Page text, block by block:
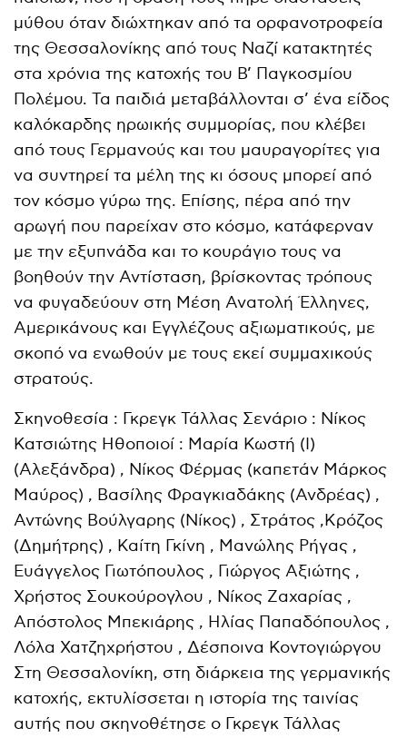
μύθου όταν διώχτηκαν από τα ορφανοτροφεία
της Θεσσαλονίκης από τους Ναζί κατακτητές
στα χρόνια της κατοχής του B’ Παγκοσμίου
Πολέμου. Τα παιδιά μεταβάλλονται σ’ ένα είδος
καλόκαρδης ηρωικής συμμορίας, που κλέβει
από τους Γερμανούς και του μαυραγορίτες για
να συντηρεί τα μέλη της κι όσους μπορεί από
τον κόσμο γύρω της. Επίσης, πέρα από την
αρωγή που παρείχαν στο κόσμο, κατάφερναν
με την εξυπνάδα και το κουράγιο τους να
βοηθούν την Αντίσταση, βρίσκοντας τρόπους
να φυγαδεύουν στη Μέση Ανατολή Έλληνες,
Αμερικάνους και Εγγλέζους αξιωματικούς, με
σκοπό να ενωθούν με τους εκεί συμμαχικούς
στρατούς.
Σκηνοθεσία : Γκρεγκ Τάλλας Σενάριο : Νίκος
Κατσιώτης Ηθοποιοί : Μαρία Κωστή (I)
(Αλεξάνδρα) , Νίκος Φέρμας (καπετάν Μάρκος
Μαύρος) , Βασίλης Φραγκιαδάκης (Ανδρέας) ,
Αντώνης Βούλγαρης (Νίκος) , Στράτος ,Κρόζος
(Δημήτρης) , Καίτη Γκίνη , Μανώλης Ρήγας ,
Ευάγγελος Γιωτόπουλος , Γιώργος Αξιώτης ,
Χρήστος Σουκούρογλου , Νίκος Ζαχαρίας ,
Απόστολος Μπεκιάρης , Ηλίας Παπαδόπουλος ,
Λόλα Χατζηχρήστου , Δέσποινα Κοντογιώργου
Στη Θεσσαλονίκη, στη διάρκεια της γερμανικής
κατοχής, εκτυλίσσεται η ιστορία της ταινίας
αυτής που σκηνοθέτησε ο Γκρεγκ Τάλλας